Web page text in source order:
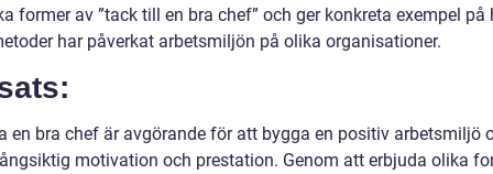
former av ”tack till en bra chef” och ger konkreta exempel på
har påverkat arbetsmiljön på olika organisationer.
en bra chef är avgörande för att bygga en positiv arbetsmiljö
motivation och prestation. Genom att erbjuda olika